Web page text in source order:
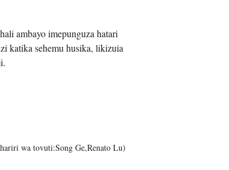
ambayo imepunguza hatari
katika sehemu husika, likizuia
wa tovuti:Song Ge,Renato Lu)